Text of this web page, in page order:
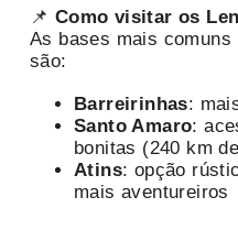
📌 Como visitar os
As bases mais
são:
Barreirinhas:
Santo Amaro:
bonitas (240 km
Atins: opção
mais aventureiros